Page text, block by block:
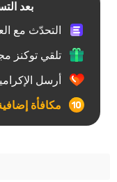
بعد
التحدّث مع
تلقي توكنز
أرسل
مكافأة